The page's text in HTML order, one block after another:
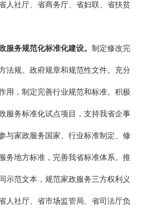
人社厅、省商务厅、省妇联、省扶贫
服务规范化标准化建设。 制定修改完
法规、政府规章和规范性文件。充分
用，制定完善行业规范和标准。积极
服务标准化试点项目，支持我省企事
与家政服务国家、行业标准制定、修
务地方标准，完善我省标准体系。推
示范文本，规范家政服务三方权利义
人社厅、省市场监管局、省司法厅负